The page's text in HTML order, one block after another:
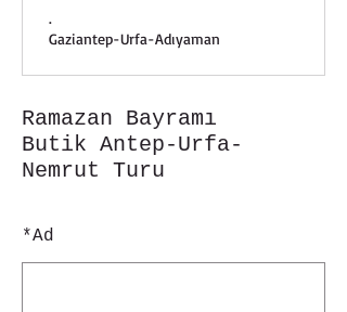
Ramazan Bayramı
Butik Antep-Urfa-
Nemrut Turu
*Ad
.
Gaziantep-Urfa-Adıyaman